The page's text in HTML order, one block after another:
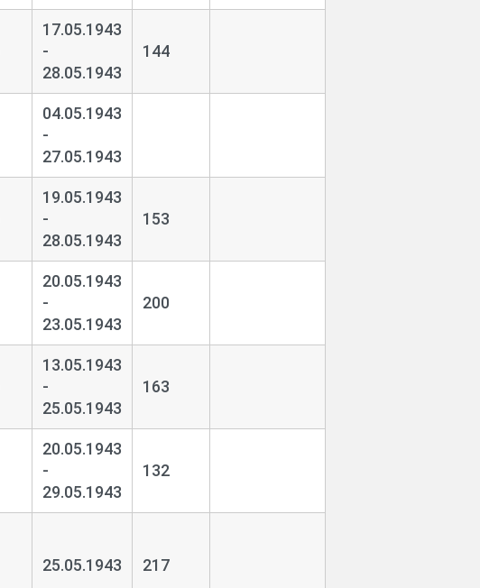
17.05.1943
-
28.05.1943
144
04.05.1943
-
27.05.1943
19.05.1943
-
28.05.1943
153
20.05.1943
-
23.05.1943
200
13.05.1943
-
25.05.1943
163
20.05.1943
-
29.05.1943
132
25.05.1943 217